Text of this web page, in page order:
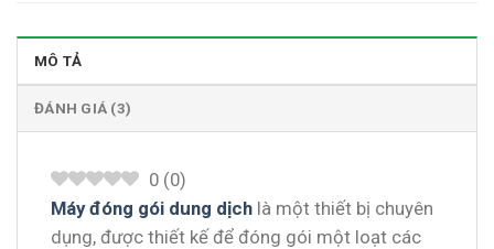
MÔ TẢ
ĐÁNH GIÁ (3)
0 (0)
Máy đóng gói dung dịch là một thiết bị chuyên
dụng, được thiết kế để đóng gói một loạt các